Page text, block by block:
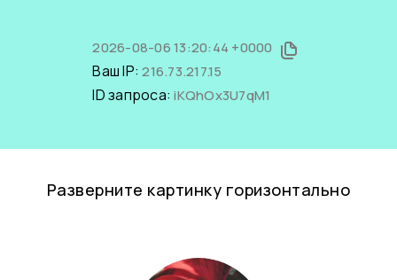
2026-08-06 13:20:44 +0000
Ваш IP:216.73.217.15
ID запроса:iKQhOx3U7qM1
Разверните картинку горизонтально